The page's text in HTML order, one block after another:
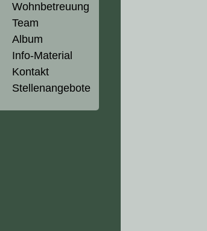
Wohnbetreuung
Team
Album
Info-Material
Kontakt
Stellenangebote